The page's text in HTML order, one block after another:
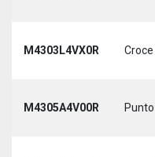
M4303L4VX0R Croce
M4305A4V00R Punto